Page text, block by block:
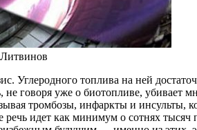
Углеродного топлива на ней
говоря уже о биотопливе,
тромбозы, инфаркты и инсульты,
речь идет как минимум о сотнях